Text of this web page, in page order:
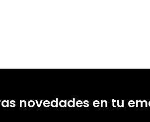
novedades en tu